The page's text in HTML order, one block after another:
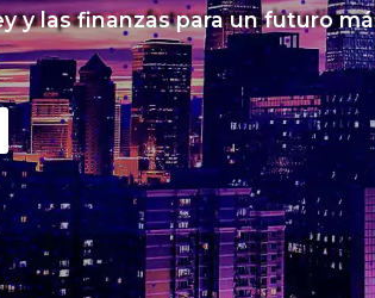
y las finanzas para un futuro